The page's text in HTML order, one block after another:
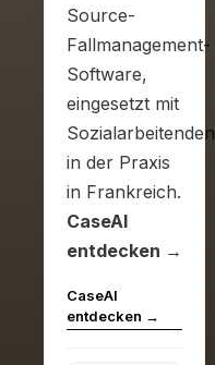
Source-
Fallmanagement-
Software,
eingesetzt mit
Sozialarbeitenden
in der Praxis
in Frankreich.
CaseAI
entdecken →
CaseAI
entdecken →